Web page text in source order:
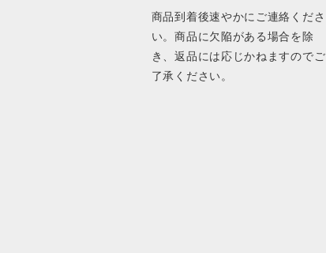
商品到着後速やかにご連絡くださ
い。商品に欠陥がある場合を除
き、返品には応じかねますのでご
了承ください。